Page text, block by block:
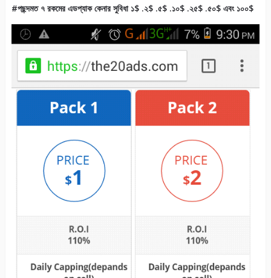
#পছন্দমত ৭ রকমের এডপ্যাক কেনার সুবিধা ১$ .২$ .৫$ .১০$ .২৫$ .৫০$ এবং ১০০$